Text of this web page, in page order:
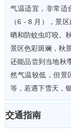
气温适宜，非常适
（6 - 8 月），景
晒和防蚊虫叮咬。
景区色彩斑斓，秋
还能品尝到当地秋
然气温较低，但景
等，若遇下雪天，
交通指南